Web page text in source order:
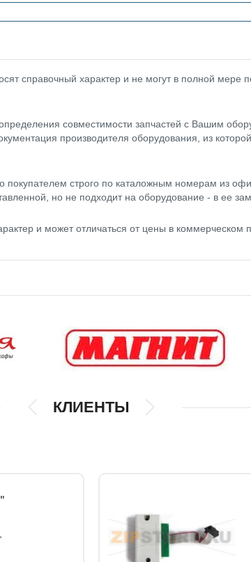
справочный характер и не могут в полной мере
совместимости запчастей с Вашим
производителя оборудования, из
строго по каталожным номерам из
но не подходит на оборудование - в ее
и может отличаться от цены в коммерческом
КЛИЕНТЫ